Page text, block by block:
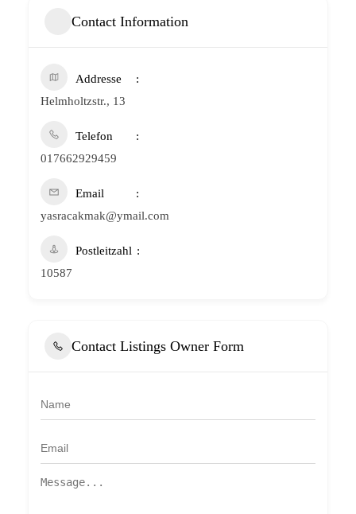
Contact Information
Addresse
Helmholtzstr., 13
Telefon
017662929459
Email
yasracakmak@ymail.com
Postleitzahl
10587
Contact Listings Owner Form